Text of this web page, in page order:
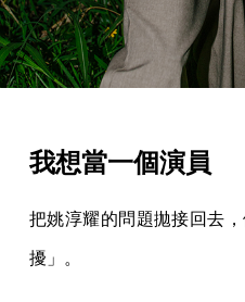
我想當一個演員
把姚淳耀的問題拋接回去
擾」。